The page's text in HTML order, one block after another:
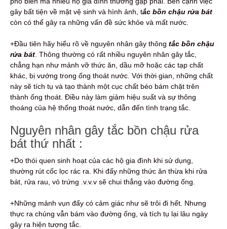
gây bất tiện về mặt vệ sinh và hình ảnh, tắc bồn chậu rửa bát
còn có thể gây ra những vấn đề sức khỏe và mất nước.
+Đầu tiên hãy hiểu rõ về nguyên nhân gây thông tắc bồn chậu
rửa bát . Thông thường có rất nhiều nguyên nhân gây tắc,
chẳng hạn như mảnh vỡ thức ăn, dầu mỡ hoặc các tạp chất
khác, bị vướng trong ống thoát nước. Với thời gian, những chất
này sẽ tích tụ và tạo thành một cục chất béo bám chặt trên
thành ống thoát. Điều này làm giảm hiệu suất và sự thông
thoáng của hệ thống thoát nước, dẫn đến tình trạng tắc.
Nguyên nhân gây tắc bồn chậu rửa
bát thứ nhất :
+Do thói quen sinh hoạt của các hộ gia đình khi sử dụng,
thường rút cốc lọc rác ra. Khi đấy những thức ăn thừa khi rửa
bát, rửa rau, vỏ trứng .v.v.v sẽ chui thẳng vào đường ống.
+Những mảnh vụn đấy có cảm giác như sẽ trôi đi hết. Nhưng
thực ra chúng vẫn bám vào đường ống, và tích tụ lại lâu ngày
gây ra hiện tượng tắc.